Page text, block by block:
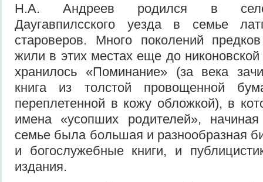
Н.А. Андреев родился в
Даугавпилсского уезда в семье
староверов. Много поколений
жили в этих местах еще до
хранилось «Поминание» (за века
книга из толстой провощенной
переплетенной в кожу обложкой), в
имена «усопших родителей»,
семье была большая и разнообразная
и богослужебные книги, и
издания.